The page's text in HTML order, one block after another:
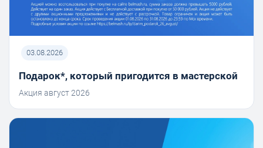
03.08.2026
Подарок*, который пригодится в мастерской
Акция август 2026